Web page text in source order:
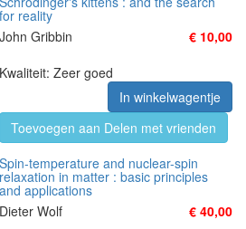
for reality
John Gribbin
€ 10,00
Kwaliteit: Zeer goed
In winkelwagentje
Toevoegen aan Delen met vrienden
Spin-temperature and nuclear-spin
relaxation in matter : basic principles
and applications
Dieter Wolf
€ 40,00